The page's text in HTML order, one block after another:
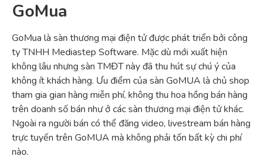
GoMua
GoMua là sàn thương mại điện tử được phát triển bởi công
ty TNHH Mediastep Software. Mặc dù mới xuất hiện
không lâu nhưng sàn TMĐT này đã thu hút sự chú ý của
không ít khách hàng. Ưu điểm của sàn GoMUA là chủ shop
tham gia gian hàng miễn phí, không thu hoa hồng bán hàng
trên doanh số bán như ở các sàn thương mại điện tử khác.
Ngoài ra người bán có thể đăng video, livestream bán hàng
trực tuyến trên GoMUA mà không phải tốn bất kỳ chi phí
nào.